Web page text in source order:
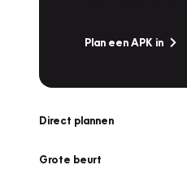
Plan een APK in
Direct plannen
Grote beurt